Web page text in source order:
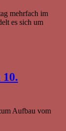
mehrfach im
es sich um
Aufbau vom